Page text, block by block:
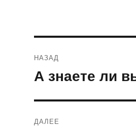
по
НАЗАД
Предыдущая
А знаете ли
ДАЛЕЕ